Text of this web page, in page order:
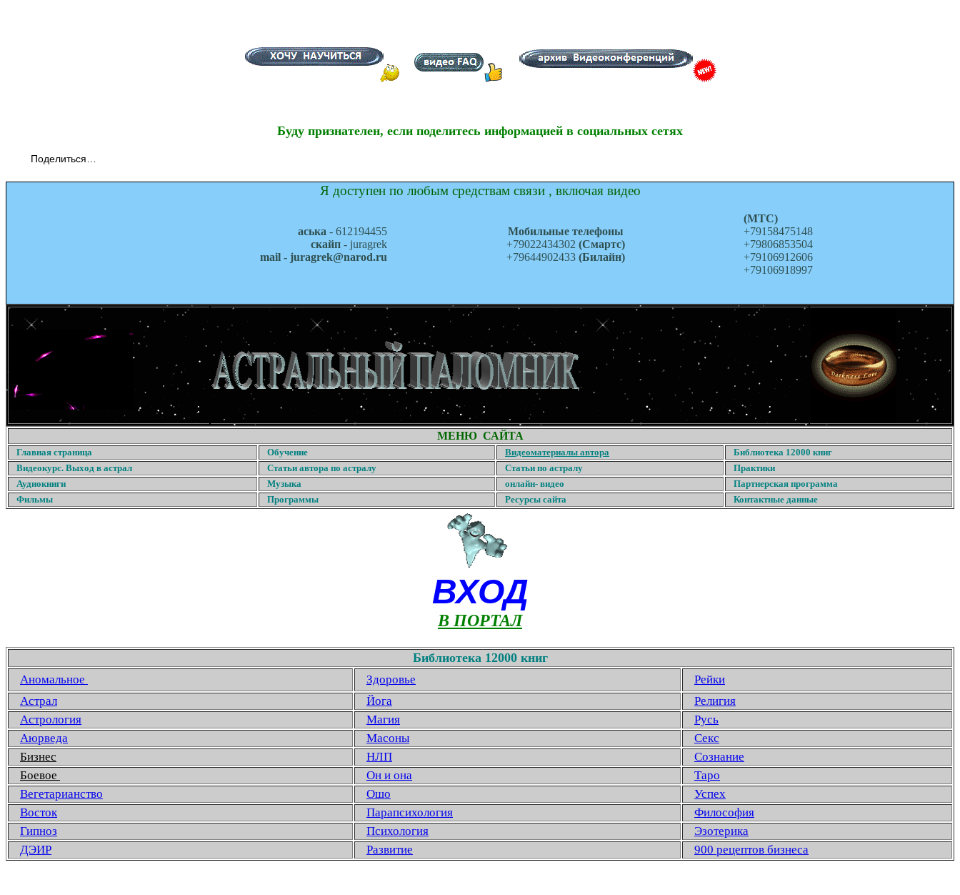
Буду признателен, если поделитесь информацией в социальных сетях
Поделиться…
Я доступен по любым средствам связи , включая видео
аська - 612194455
скайп - juragrek
mail - juragrek@narod.ru
Мобильные телефоны
+79022434302 (Смартс)
+79644902433(Билайн)
(МТС)
+79158475148
+79806853504
+79106912606
+79106918997
МЕНЮ САЙТА
Главная страница Обучение Видеоматериалы автора
Библиотека 12000 книг
Видеокурс. Выход в астрал
Статьи автора по астралу Статьи по астралу
Практики
Аудиокниги
Музыка онлайн- видео
Партнерская программа
Фильмы
Программы Ресурсы сайта Контактные данные
ВХОД
В ПОРТАЛ
Библиотека 12000 книг
Аномальное Здоровье
Рейки
Астрал
Йога
Религия
Астрология
Магия
Русь
Аюрведа
Масоны
Секс
Бизнес
НЛП
Сознание
Боевое
Он и она
Таро
Вегетарианство
Ошо
Успех
Восток
Парапсихология
Философия
Гипноз
Психология
Эзотерика
ДЭИР
Развитие 900 рецептов бизнеса